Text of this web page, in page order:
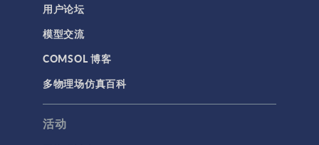
用户论坛
模型交流
COMSOL 博客
多物理场仿真百科
活动